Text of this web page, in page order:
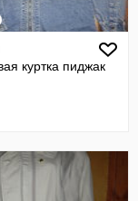
куртка пиджак